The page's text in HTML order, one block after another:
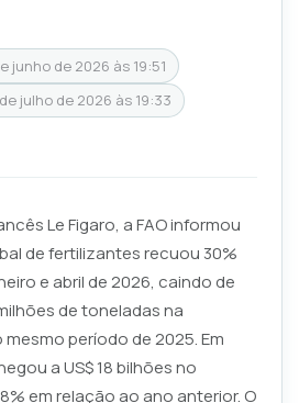
junho de 2026 às 19:51
julho de 2026 às 19:33
Le Figaro, a FAO informou
de fertilizantes recuou 30%
e abril de 2026, caindo de
de toneladas na
período de 2025. Em
a US$ 18 bilhões no
em relação ao ano anterior. O